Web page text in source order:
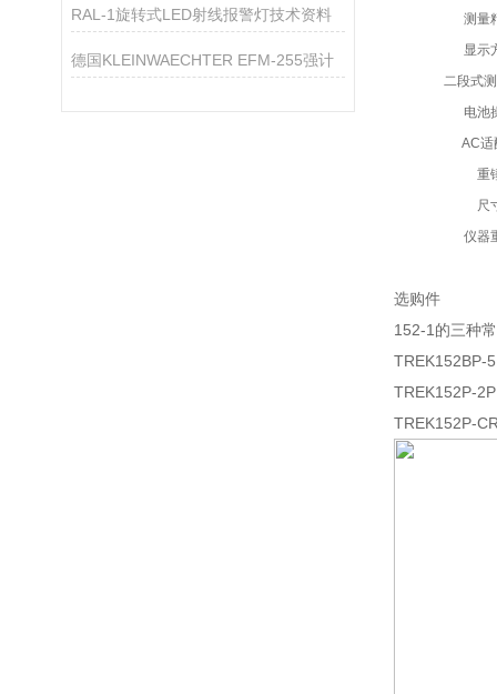
RAL-1旋转式LED射线报警灯技术资料
德国KLEINWAECHTER EFM-255强计
测量
显示
二段式
电池
AC适
重
尺
仪器
选购件
152-1的三种
TREK152BP-
TREK152P-
TREK152P-